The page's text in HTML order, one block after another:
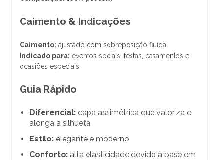
Caimento & Indicações
Caimento: ajustado com sobreposição fluida.
Indicado para: eventos sociais, festas, casamentos e
ocasiões especiais.
Guia Rápido
Diferencial: capa assimétrica que valoriza e
alonga a silhueta
Estilo: elegante e moderno
Conforto: alta elasticidade devido à base em